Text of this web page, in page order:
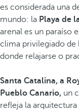
es considerada una
mundo: la Playa de
arenal es un paraíso
clima privilegiado de
donde relajarse o
Santa Catalina, a
Pueblo Canario, un
refleja la arquitectura